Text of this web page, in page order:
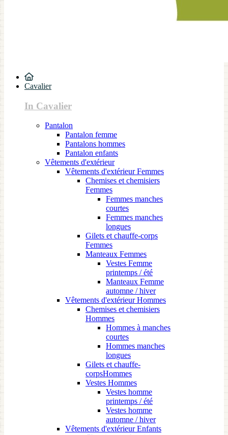
Cavalier
In Cavalier
Pantalon
Pantalon femme
Pantalons hommes
Pantalon enfants
Vêtements d'extérieur
Vêtements d'extérieur Femmes
Chemises et chemisiers
Femmes
Femmes manches
courtes
Femmes manches
longues
Gilets et chauffe-corps
Femmes
Manteaux Femmes
Vestes Femme
printemps / été
Manteaux Femme
automne / hiver
Vêtements d'extérieur Hommes
Chemises et chemisiers
Hommes
Hommes à manches
courtes
Hommes manches
longues
Gilets et chauffe-
corpsHommes
Vestes Hommes
Vestes homme
printemps / été
Vestes homme
automne / hiver
Vêtements d'extérieur Enfants